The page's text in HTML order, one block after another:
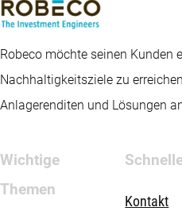
Robeco möchte seinen Kunden
Nachhaltigkeitsziele zu
Anlagerenditen und Lösungen
Wichtige
Themen
Kontakt